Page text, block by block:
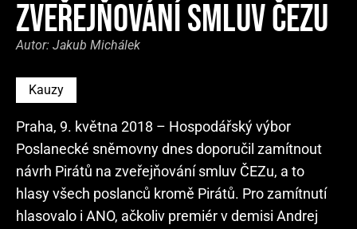
ZVEŘEJŇOVÁNÍ SMLUV ČEZU
Autor: Jakub Michálek
Kauzy
Praha, 9. května 2018 – Hospodářský výbor
Poslanecké sněmovny dnes doporučil zamítnout
návrh Pirátů na zveřejňování smluv ČEZu, a to
hlasy všech poslanců kromě Pirátů. Pro zamítnutí
hlasovalo i ANO, ačkoliv premiér v demisi Andrej